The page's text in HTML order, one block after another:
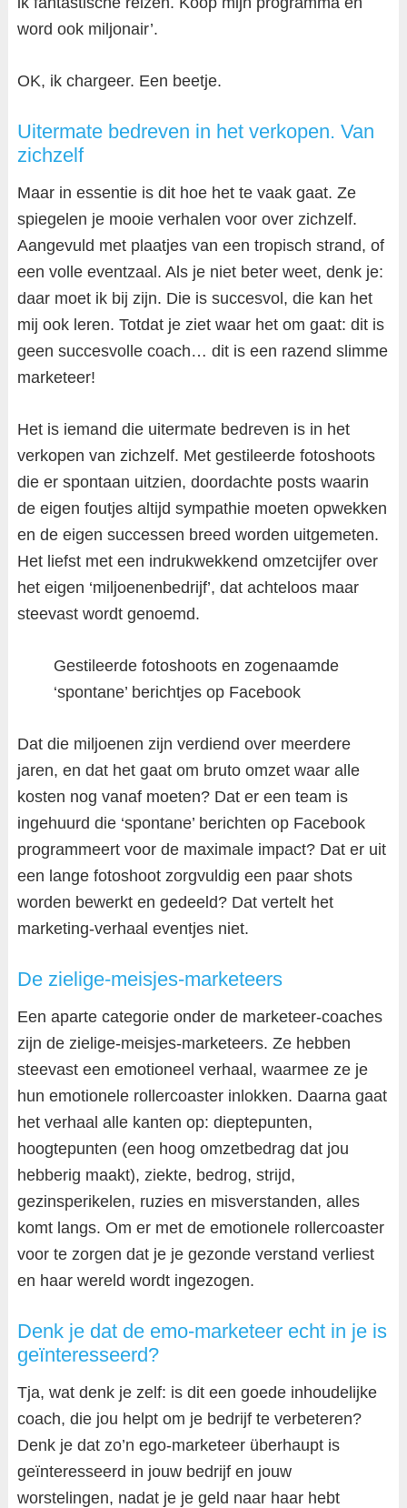
word ook miljonair’.
OK, ik chargeer. Een beetje.
Uitermate bedreven in het verkopen. Van
zichzelf
Maar in essentie is dit hoe het te vaak gaat. Ze
spiegelen je mooie verhalen voor over zichzelf.
Aangevuld met plaatjes van een tropisch strand, of
een volle eventzaal. Als je niet beter weet, denk je:
daar moet ik bij zijn. Die is succesvol, die kan het
mij ook leren. Totdat je ziet waar het om gaat: dit is
geen succesvolle coach… dit is een razend slimme
marketeer!
Het is iemand die uitermate bedreven is in het
verkopen van zichzelf. Met gestileerde fotoshoots
die er spontaan uitzien, doordachte posts waarin
de eigen foutjes altijd sympathie moeten opwekken
en de eigen successen breed worden uitgemeten.
Het liefst met een indrukwekkend omzetcijfer over
het eigen ‘miljoenenbedrijf’, dat achteloos maar
steevast wordt genoemd.
Gestileerde fotoshoots en zogenaamde
‘spontane’ berichtjes op Facebook
Dat die miljoenen zijn verdiend over meerdere
jaren, en dat het gaat om bruto omzet waar alle
kosten nog vanaf moeten? Dat er een team is
ingehuurd die ‘spontane’ berichten op Facebook
programmeert voor de maximale impact? Dat er uit
een lange fotoshoot zorgvuldig een paar shots
worden bewerkt en gedeeld? Dat vertelt het
marketing-verhaal eventjes niet.
De zielige-meisjes-marketeers
Een aparte categorie onder de marketeer-coaches
zijn de zielige-meisjes-marketeers. Ze hebben
steevast een emotioneel verhaal, waarmee ze je
hun emotionele rollercoaster inlokken. Daarna gaat
het verhaal alle kanten op: dieptepunten,
hoogtepunten (een hoog omzetbedrag dat jou
hebberig maakt), ziekte, bedrog, strijd,
gezinsperikelen, ruzies en misverstanden, alles
komt langs. Om er met de emotionele rollercoaster
voor te zorgen dat je je gezonde verstand verliest
en haar wereld wordt ingezogen.
Denk je dat de emo-marketeer echt in je is
geïnteresseerd?
Tja, wat denk je zelf: is dit een goede inhoudelijke
coach, die jou helpt om je bedrijf te verbeteren?
Denk je dat zo’n ego-marketeer überhaupt is
geïnteresseerd in jouw bedrijf en jouw
worstelingen, nadat je je geld naar haar hebt